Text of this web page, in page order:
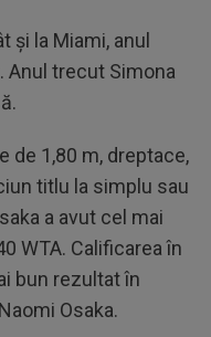
şi la Miami, anul
Anul trecut Simona
de 1,80 m, dreptace,
titlu la simplu sau
a avut cel mai
WTA. Calificarea în
bun rezultat în
Osaka.